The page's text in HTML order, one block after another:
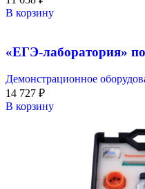
В корзину
«ЕГЭ-лаборатория»
Демонстрационное
14 727 ₽
В корзину